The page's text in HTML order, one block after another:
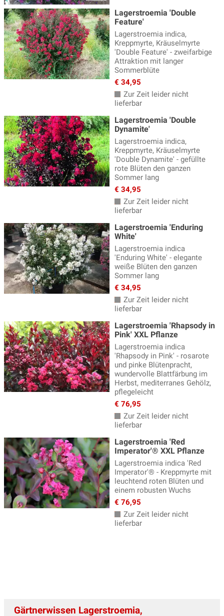
Mahonie(3)
Mönchspfeffer(9)
Orangenblume(7)
Perlmuttstrauch, Kolkwitzie(6)
Perückenstrauch(8)
Pfaffenhütchen (9)
Philadelphus, Pfeifensträucher
(9)
Pimpernuss(1)
Prunkspiere(3)
Robinie(4)
Rosenbegleiter Gehölze
Rosenforsythie(2)
Schneebeere(4)
Sommerblüher(126)
Sommerflieder(28)
Spiersträucher, Spiraea
Staudenhibiskus(13)
Sträucher für den Schatten(305)
Säckelblume, Ceanothus (10)
Tamariske(3)
Weiden(13)
Weigelien, Weigela(19)
Weitere Blütensträucher(86)
Zaubernuss(20)
Zierhasel(4)
Zierholunder(9)
Zierkirschen(12)
Zierquitten(8)
Lagerstroemia 'Double
Feature'
Lagerstroemia indica,
Kreppmyrte, Kräuselmyrte
'Double Feature' - zweifarbige
Attraktion mit langer
Sommerblüte
€ 34,95
Zur Zeit leider nicht
lieferbar
Lagerstroemia 'Double
Dynamite'
Lagerstroemia indica,
Kreppmyrte, Kräuselmyrte
'Double Dynamite' - gefüllte
rote Blüten den ganzen
Sommer lang
€ 34,95
Zur Zeit leider nicht
lieferbar
Lagerstroemia 'Enduring
White'
Lagerstroemia indica
'Enduring White' - elegante
weiße Blüten den ganzen
Sommer lang
€ 34,95
Zur Zeit leider nicht
lieferbar
Lagerstroemia 'Rhapsody in
Pink' XXL Pflanze
Lagerstroemia indica
'Rhapsody in Pink' - rosarote
und pinke Blütenpracht,
wundervolle Blattfärbung im
Herbst, mediterranes Gehölz,
pflegeleicht
€ 76,95
Zur Zeit leider nicht
lieferbar
Lagerstroemia 'Red
Imperator'® XXL Pflanze
Lagerstroemia indica 'Red
Imperator'® - Kreppmyrte mit
leuchtend roten Blüten und
einem robusten Wuchs
€ 76,95
Zur Zeit leider nicht
lieferbar
Gärtnerwissen Lagerstroemia,